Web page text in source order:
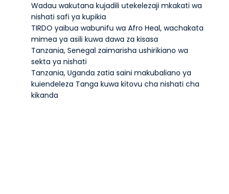
Wadau wakutana kujadili utekelezaji mkakati wa
nishati safi ya kupikia
TIRDO yaibua wabunifu wa Afro Heal, wachakata
mimea ya asili kuwa dawa za kisasa
Tanzania, Senegal zaimarisha ushirikiano wa
sekta ya nishati
Tanzania, Uganda zatia saini makubaliano ya
kuiendeleza Tanga kuwa kitovu cha nishati cha
kikanda